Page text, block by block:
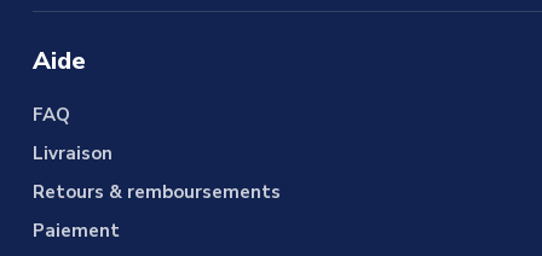
Aide
FAQ
Livraison
Retours & remboursements
Paiement